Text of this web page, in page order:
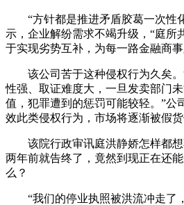
“方针都是推进矛盾胶葛一次性
示，企业解纷需求不竭升级，“庭所
于实现劣势互补，为每一路金融商事
该公司苦于这种侵权行为久矣。
性强、取证难度大，一旦发卖部门
值，犯罪遭到的惩罚可能较轻。”公
效此类侵权行为，市场将逐渐被假货
该院行政审讯庭洪静娇怎样都想
两年前就告终了，竟然到现正在还
么？
“我们的停业执照被洪流冲走了